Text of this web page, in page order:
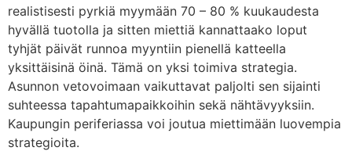
realistisesti pyrkiä myymään 70 – 80 % kuukaudesta
hyvällä tuotolla ja sitten miettiä kannattaako loput
tyhjät päivät runnoa myyntiin pienellä katteella
yksittäisinä öinä. Tämä on yksi toimiva strategia.
Asunnon vetovoimaan vaikuttavat paljolti sen sijainti
suhteessa tapahtumapaikkoihin sekä nähtävyyksiin.
Kaupungin periferiassa voi joutua miettimään luovempia
strategioita.